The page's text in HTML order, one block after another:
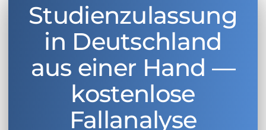
Studienzulassung
in Deutschland
aus einer Hand —
kostenlose
Fallanalyse